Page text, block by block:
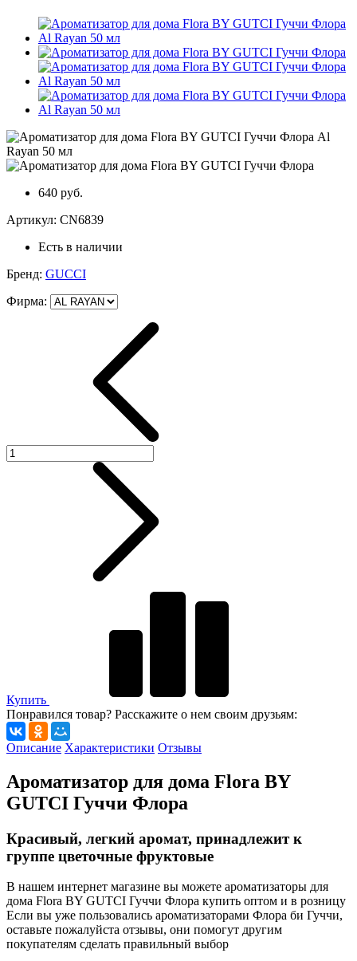
640 руб.
Артикул: CN6839
Есть в наличии
Бренд: GUCCI
Фирма:
Купить
Понравился товар? Расскажите о нем своим друзьям:
Описание Характеристики Отзывы
Ароматизатор для дома Flora BY
GUТCI Гуччи Флора
Красивый, легкий аромат, принадлежит к
группе цветочные фруктовые
В нашем интернет магазине вы можете ароматизаторы для
дома Flora BY GUТCI Гуччи Флора купить оптом и в розницу
Если вы уже пользовались ароматизаторами Флора би Гуччи,
оставьте пожалуйста отзывы, они помогут другим
покупателям сделать правильный выбор